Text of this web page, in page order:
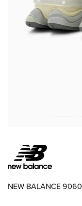
NEW BALANCE 9060